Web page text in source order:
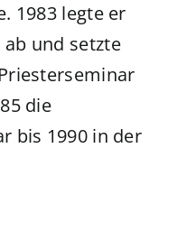
1983 legte er
und setzte
die
bis 1990 in der